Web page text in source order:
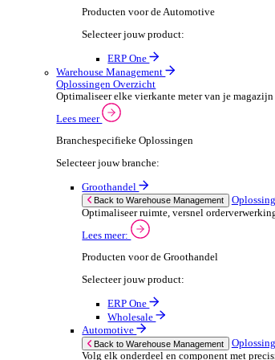
Wholesale
Automotive
Back to POS Oplossingen
Beheer complexe
Lees meer:
POS Producten voor de
Selecteer jouw product:
ERP One
Dimasys
Financiële Administratie
Financieel overzicht is cruciaal voor
Branchespecifieke Oplossingen
Selecteer jouw branche: